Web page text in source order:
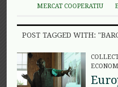
MERCAT COOPERATIU
POST TAGGED WITH: